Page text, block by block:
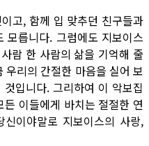
고, 함께 입 맞추던 친구들과
모릅니다. 그럼에도 지보이스
람 한 사람의 삶을 기억해 줄
리의 간절한 마음을 실어 보
입니다. 그리하여 이 악보집
이들에게 바치는 절절한 연
이야말로 지보이스의 사랑,